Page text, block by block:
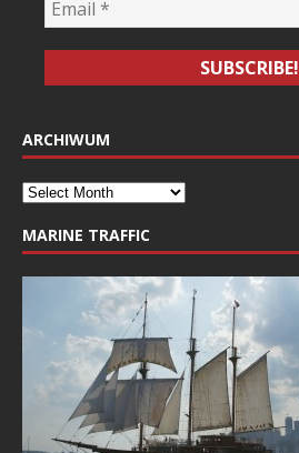
ARCHIWUM
MARINE TRAFFIC